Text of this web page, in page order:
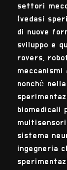
settori
(vedasi
di nuove
sviluppo e
rovers,
meccanismi
nonchè
biomedicali
sistema
ingegneria